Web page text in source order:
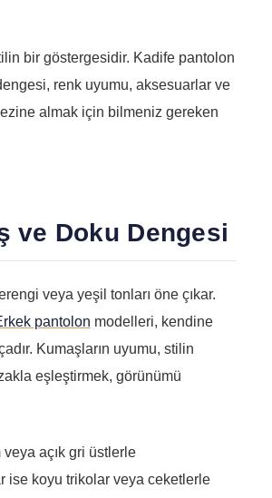
bir göstergesidir. Kadife pantolon
renk uyumu, aksesuarlar ve
almak için bilmeniz gereken
ve Doku Dengesi
veya yeşil tonları öne çıkar.
pantolon modelleri, kendine
Kumaşların uyumu, stilin
eşleştirmek, görünümü
açık gri üstlerle
ise koyu trikolar veya ceketlerle